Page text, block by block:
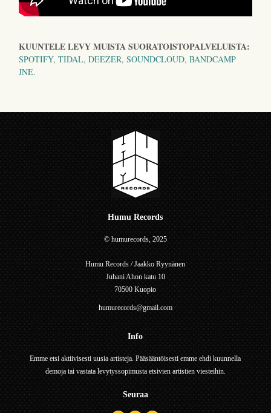
KUUNTELE LEVY MUISTA SUORATOISTOPALVELUISTA:
SPOTIFY, TIDAL, DEEZER, SOUNDCLOUD, BANDCAMP
JNE.
Humu Records
© humurecords, 2025
Humu Records / Jaakko Ryynänen
Juhani Ahon katu 10
70500 Kuopio
humurecords@gmail.com
Info
Emme etsi aktiivisesti uusia artisteja. Pääsääntöisesti emme ehdi kuunnella
demoja tai vastata levytyssopimusta etsivien artistien viesteihin.
Seuraa